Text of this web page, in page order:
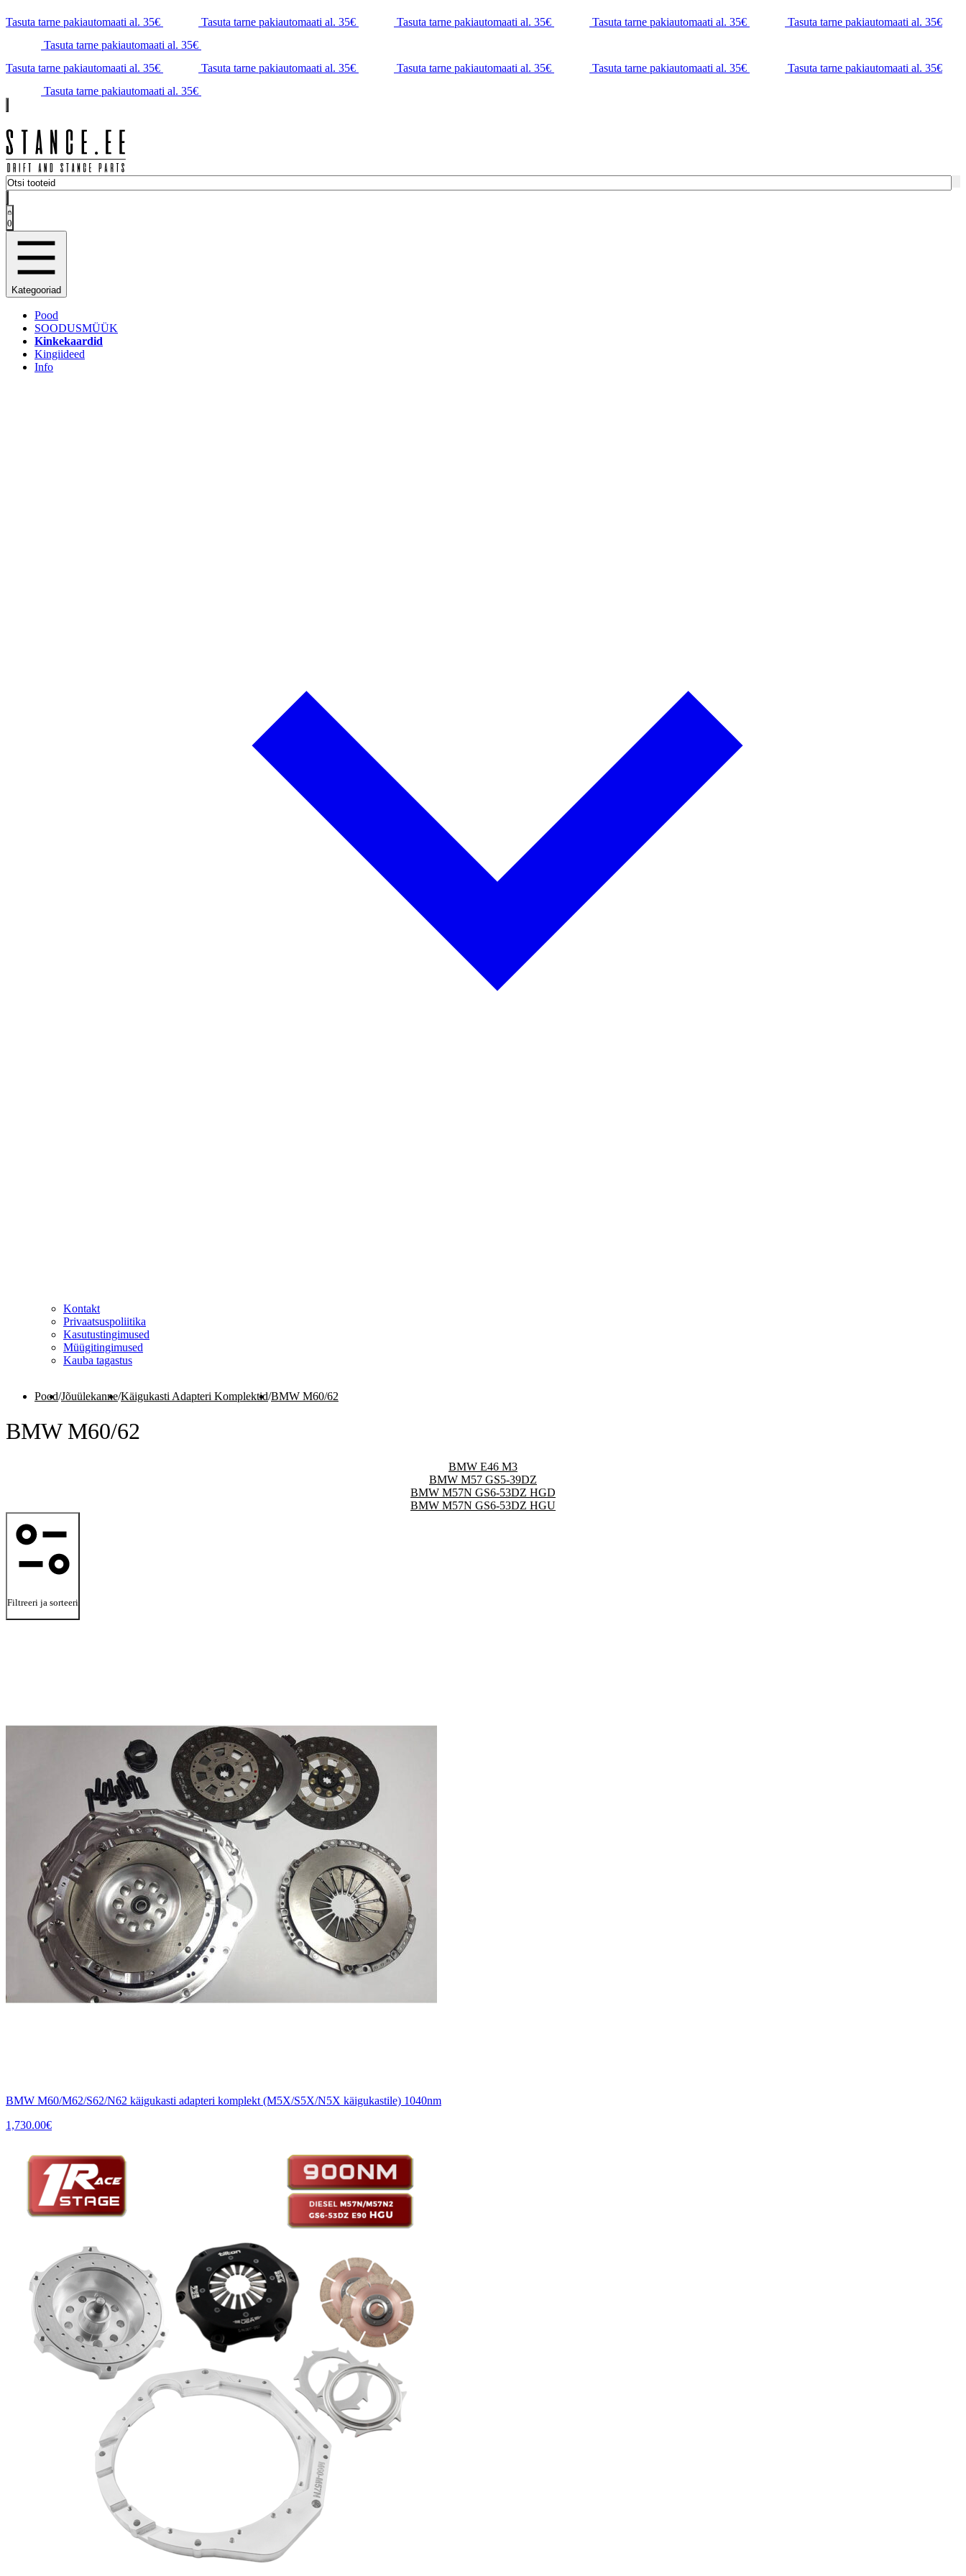
Tasuta tarne pakiautomaati al. 35€ Tasuta tarne pakiautomaati al. 35€ Tasuta tarne pakiautomaati al. 35€ Tasuta tarne pakiautomaati al. 35€
Tasuta tarne pakiautomaati al. 35€
Tasuta tarne pakiautomaati al. 35€
Tasuta tarne pakiautomaati al. 35€
Tasuta tarne pakiautomaati al. 35€ Tasuta tarne pakiautomaati al. 35€ Tasuta tarne pakiautomaati al. 35€
Tasuta tarne pakiautomaati al. 35€
Tasuta tarne pakiautomaati al. 35€
0
Kategooriad
Pood
SOODUSMÜÜK
Kinkekaardid
Kingiideed
Info
Kontakt
Privaatsuspoliitika
Kasutustingimused
Müügitingimused
Kauba tagastus
Pood/Jõuülekanne/Käigukasti Adapteri Komplektid/BMW M60/62
BMW M60/62
BMW E46 M3
BMW M57 GS5-39DZ
BMW M57N GS6-53DZ HGD
BMW M57N GS6-53DZ HGU
Filtreeri ja sorteeri
BMW M60/M62/S62/N62 käigukasti adapteri komplekt (M5X/S5X/N5X käigukastile) 1040nm
1,730.00€